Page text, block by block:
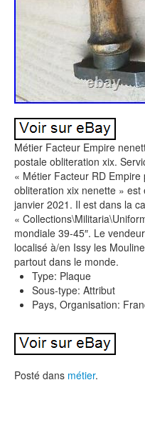
Métier Facteur Empire
postale obliteration xix.
« Métier Facteur RD
obliteration xix nenette »
janvier 2021. Il est dans la
«
mondiale 39-45″. Le
localisé à/en Issy les
partout dans le monde.
Type: Plaque
Sous-type: Attribut
Pays, Organisation:
Posté dans métier.